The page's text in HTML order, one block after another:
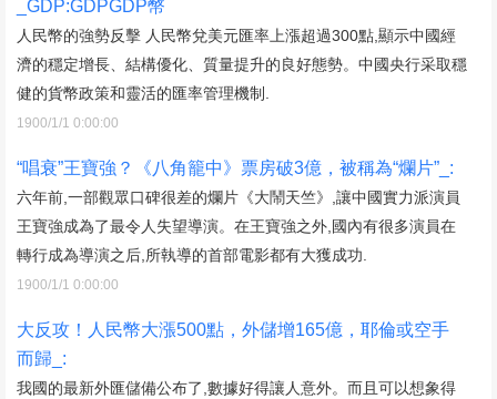
_GDP:GDPGDP幣
人民幣的強勢反擊 人民幣兌美元匯率上漲超過300點,顯示中國經
濟的穩定增長、結構優化、質量提升的良好態勢。中國央行采取穩
健的貨幣政策和靈活的匯率管理機制.
1900/1/1 0:00:00
“唱衰”王寶強？《八角籠中》票房破3億，被稱為“爛片”_:
六年前,一部觀眾口碑很差的爛片《大鬧天竺》,讓中國實力派演員
王寶強成為了最令人失望導演。在王寶強之外,國內有很多演員在
轉行成為導演之后,所執導的首部電影都有大獲成功.
1900/1/1 0:00:00
大反攻！人民幣大漲500點，外儲增165億，耶倫或空手
而歸_:
我國的最新外匯儲備公布了,數據好得讓人意外。而且可以想象得